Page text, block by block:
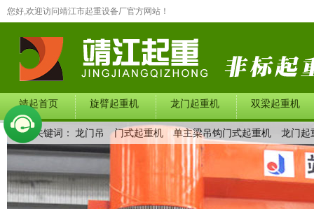
您好,欢迎访问靖江市起重设备厂官方网站！
靖起首页 旋臂起重机 龙门起重机 双梁起重机
在线留言 联系我们 产品中心
热门关键词： 龙门吊 门式起重机 单主梁吊钩门式起重机 龙门起